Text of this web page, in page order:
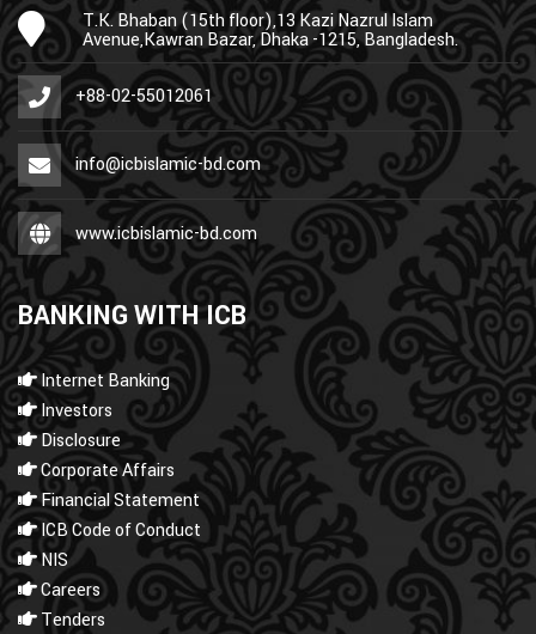
T.K. Bhaban (15th floor),13 Kazi Nazrul Islam
Avenue,Kawran Bazar, Dhaka -1215, Bangladesh.
+88-02-55012061
info@icbislamic-bd.com
www.icbislamic-bd.com
BANKING WITH ICB
Internet Banking
Investors
Disclosure
Corporate Affairs
Financial Statement
ICB Code of Conduct
NIS
Careers
Tenders